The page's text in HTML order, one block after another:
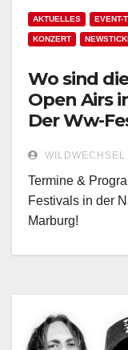
AKTUELLES EVENT-
KONZERT
Wo sind
Open Airs
Der Ww-
WILDWECHSEL
Termine &
Festivals in der
Marburg!